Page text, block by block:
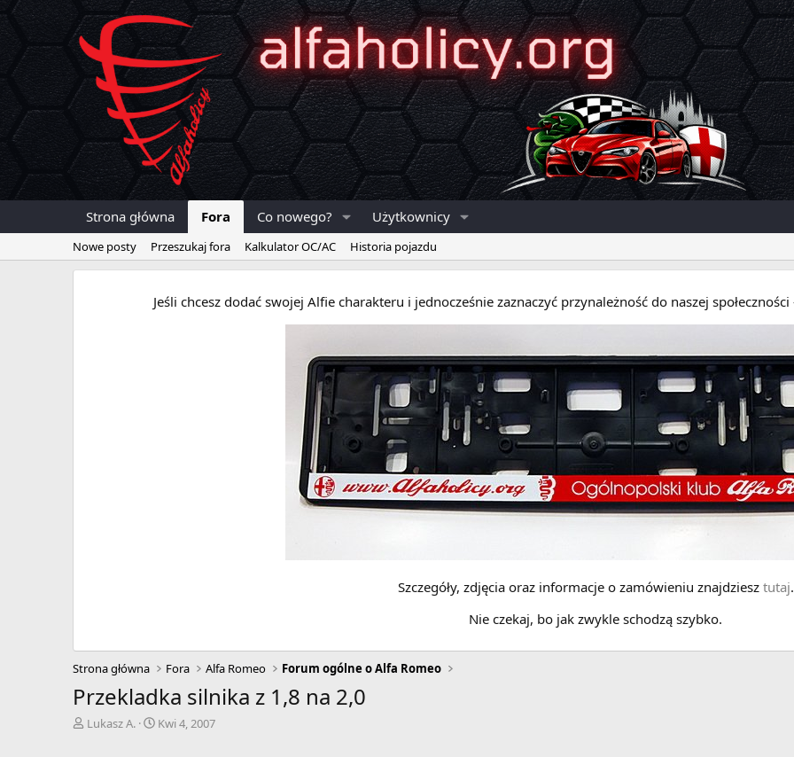
Strona główna Fora Co nowego? Użytkownicy
Nowe posty Przeszukaj fora Kalkulator OC/AC Historia pojazdu
Jeśli chcesz dodać swojej Alfie charakteru i jednocześnie zaznaczyć przynależność do naszej
Szczegóły, zdjęcia oraz informacje o zamówieniu znajdziesz tutaj.
Nie czekaj, bo jak zwykle schodzą szybko.
Strona główna Fora Alfa Romeo Forum ogólne o Alfa Romeo
Przekladka silnika z 1,8 na 2,0
ALukasz A.
D
Kwi 4, 2007